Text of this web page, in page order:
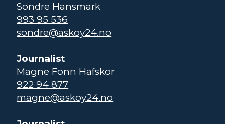
Sondre Hansmark
993 95 536
sondre@askoy24.no
Journalist
Magne Fonn Hafskor
922 94 877
magne@askoy24.no